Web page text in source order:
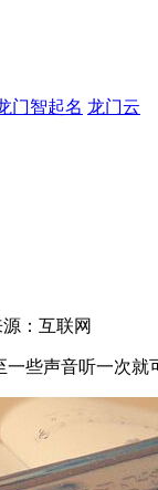
门智起名 龙门云
：互联网
声音听一次就